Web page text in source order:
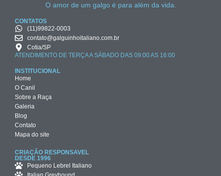
O amor de um galgo é para além da vida.
CONTATOS
(11)99822-0003
contato@galguinhoitaliano.com.br
Cotia/SP
ATENDIMENTO DE TERÇA A SÁBADO DAS 09:00 AS 16:00
INSTITUCIONAL
Home
O Canil
Sobre a Raça
Galeria
Blog
Contato
Mapa do site
CRIAÇÃO RESPONSAVEL
DESDE 1996
Pequeno Lebrel Italiano